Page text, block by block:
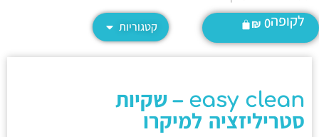
לקופה ₪0 קטגוריות
easy clean – שקיות
סטריליזציה למיקרו